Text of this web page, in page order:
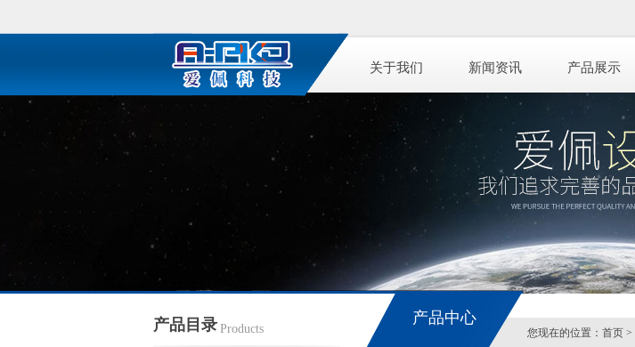
关于我们 新闻资讯 产品展示
产品目录 Products
产品中心
您现在的位置： 首页 >